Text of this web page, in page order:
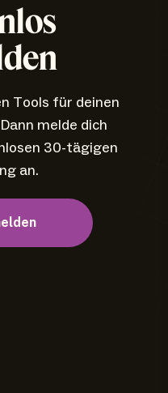
Tools für deinen
melde dich
30-tägigen
an.